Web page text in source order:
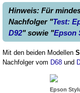
Hinweis: Für
Nachfolger "Test:
D92" sowie "Epson
Mit den beiden Modellen
Nachfolger vom D68 und
Epson